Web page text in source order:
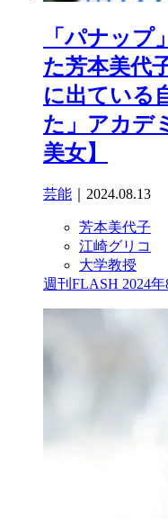
「パナップ
た芳本美代
に出ている
た」アカデ
美女】
芸能 ｜2024.08.13
芳本美代子
江崎グリコ
大学教授
週刊FLASH 2024